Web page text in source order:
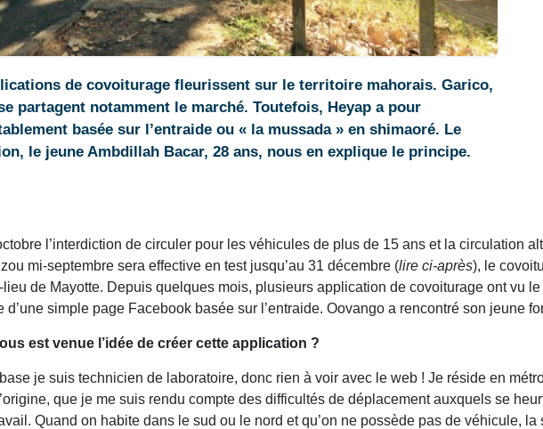
de covoiturage fleurissent sur le territoire mahorais. Garico,
partagent notamment le marché. Toutefois, Heyap a pour
basée sur l’entraide ou « la mussada » en shimaoré. Le
le jeune Ambdillah Bacar, 28 ans, nous en explique le principe.
l’interdiction de circuler pour les véhicules de plus de 15 ans et la circulation
mi-septembre sera effective en test jusqu’au 31 décembre (lire ci-après), le
de Mayotte. Depuis quelques mois, plusieurs application de covoiturage ont vu le
d’une simple page Facebook basée sur l’entraide. Oovango a rencontré son jeune
est venue l’idée de créer cette application ?
je suis technicien de laboratoire, donc rien à voir avec le web ! Je réside en
que je me suis rendu compte des difficultés de déplacement auxquels se
Quand on habite dans le sud ou le nord et qu’on ne possède pas de véhicule,